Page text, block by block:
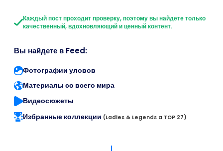
Каждый пост проходит проверку, поэтому вы найдете только
качественный, вдохновляющий и ценный контент.
Вы найдете в Feed:
Фотографии уловов
Материалы со всего мира
Видеосюжеты
Избранные коллекции (Ladies & Legends a TOP 27)